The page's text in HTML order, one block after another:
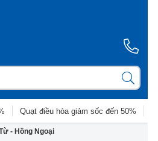
Quạt điều hòa giảm sốc đến 50%
- Hồng Ngoại